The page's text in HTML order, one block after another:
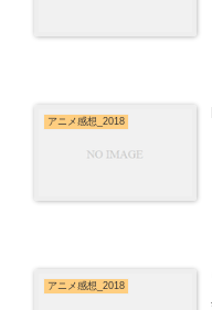
アニメ感想_2018
アニメ感想_2018